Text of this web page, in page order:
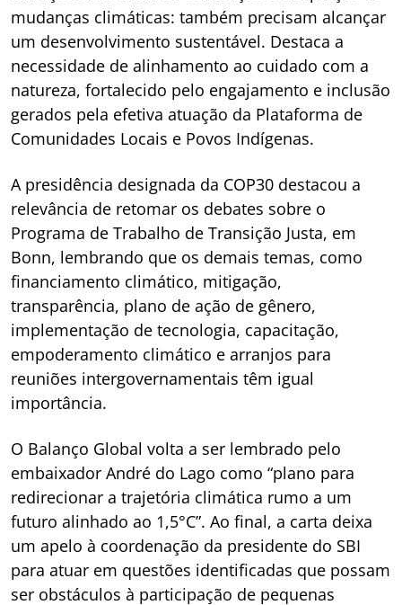
mudanças climáticas: também precisam alcançar
um desenvolvimento sustentável. Destaca a
necessidade de alinhamento ao cuidado com a
natureza, fortalecido pelo engajamento e inclusão
gerados pela efetiva atuação da Plataforma de
Comunidades Locais e Povos Indígenas.
A presidência designada da COP30 destacou a
relevância de retomar os debates sobre o
Programa de Trabalho de Transição Justa, em
Bonn, lembrando que os demais temas, como
financiamento climático, mitigação,
transparência, plano de ação de gênero,
implementação de tecnologia, capacitação,
empoderamento climático e arranjos para
reuniões intergovernamentais têm igual
importância.
O Balanço Global volta a ser lembrado pelo
embaixador André do Lago como “plano para
redirecionar a trajetória climática rumo a um
futuro alinhado ao 1,5°C”. Ao final, a carta deixa
um apelo à coordenação da presidente do SBI
para atuar em questões identificadas que possam
ser obstáculos à participação de pequenas